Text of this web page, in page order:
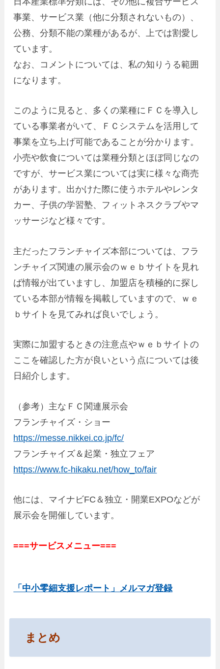
事業、サービス業（他に分類されないもの）、
公務、分類不能の業種があるが、上では割愛し
ています。
なお、コメントについては、私の知りうる範囲
になります。
このように見ると、多くの業種にＦＣを導入し
ている事業者がいて、ＦＣシステムを活用して
事業を立ち上げ可能であることが分かります。
小売や飲食については業種分類とほぼ同じなの
ですが、サービス業については実に様々な商売
があります。出かけた際に使うホテルやレンタ
カー、子供の学習塾、フィットネスクラブやマ
ッサージなど様々です。
主だったフランチャイズ本部については、フラ
ンチャイズ関連の展示会のｗｅｂサイトを見れ
ば情報が出ていますし、加盟店を積極的に探し
ている本部が情報を掲載していますので、ｗｅ
ｂサイトを見てみれば良いでしょう。
実際に加盟するときの注意点やｗｅｂサイトの
ここを確認した方が良いという点については後
日紹介します。
（参考）主なＦＣ関連展示会
フランチャイズ・ショー
https://messe.nikkei.co.jp/fc/
フランチャイズ＆起業・独立フェア
https://www.fc-hikaku.net/how_to/fair
他には、マイナビFC＆独立・開業EXPOなどが
展示会を開催しています。
===サービスメニュー===
「中小零細支援レポート」メルマガ登録
まとめ